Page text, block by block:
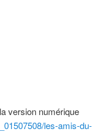
version numérique
les-amis-